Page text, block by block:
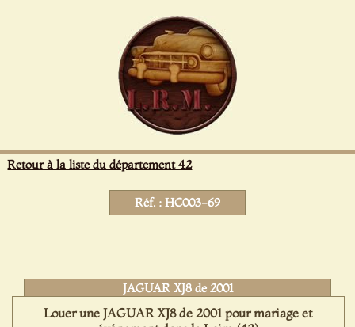
Retour à la liste du département 42
Réf. : HC003-69
JAGUAR XJ8 de 2001
Louer une JAGUAR XJ8 de 2001 pour mariage et